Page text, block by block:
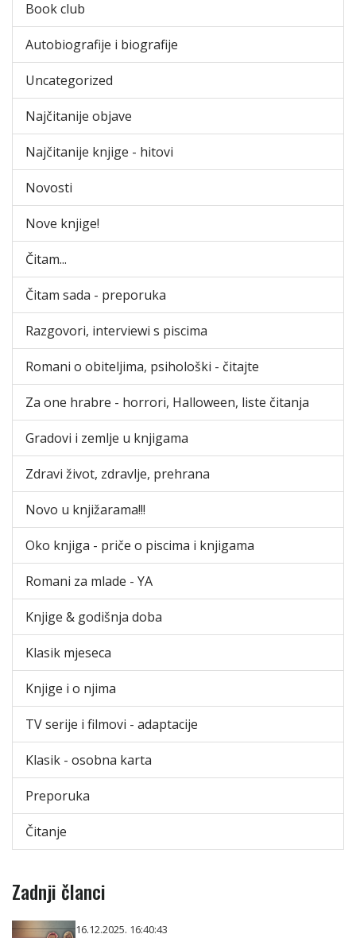
Book club
Autobiografije i biografije
Uncategorized
Najčitanije objave
Najčitanije knjige - hitovi
Novosti
Nove knjige!
Čitam...
Čitam sada - preporuka
Razgovori, interviewi s piscima
Romani o obiteljima, psihološki - čitajte
Za one hrabre - horrori, Halloween, liste čitanja
Gradovi i zemlje u knjigama
Zdravi život, zdravlje, prehrana
Novo u knjižarama!!!
Oko knjiga - priče o piscima i knjigama
Romani za mlade - YA
Knjige & godišnja doba
Klasik mjeseca
Knjige i o njima
TV serije i filmovi - adaptacije
Klasik - osobna karta
Preporuka
Čitanje
Zadnji članci
16.12.2025. 16:40:43